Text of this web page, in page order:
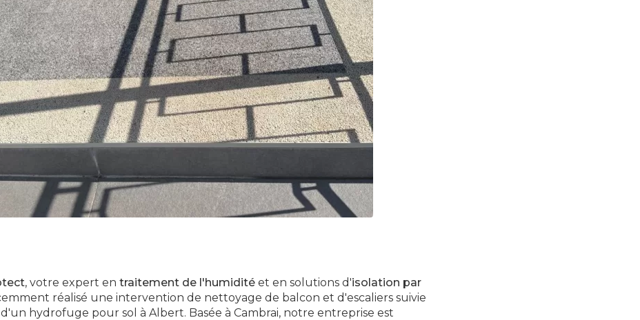
, votre expert en traitement de l'humidité et en solutions d'isolation par
réalisé une intervention de nettoyage de balcon et d'escaliers suivie
hydrofuge pour sol à Albert. Basée à Cambrai, notre entreprise est